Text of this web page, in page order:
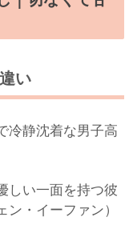
い
冷静沈着な男子高
しい一面を持つ彼
・イーファン）